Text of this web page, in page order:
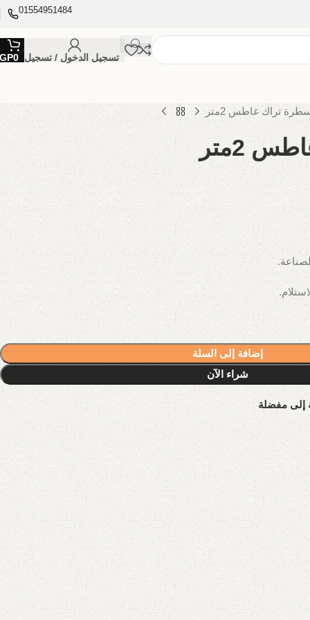
01554951484
تسجيل الدخول / تسجيل 0
تراك غاطس 2متر
2متر
إضافة إلى السلة
شراء الآن
إلى مفضلة